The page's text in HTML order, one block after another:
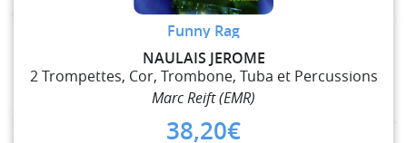
Funny Rag
NAULAIS JEROME
2 Trompettes, Cor, Trombone, Tuba et Percussions
Marc Reift (EMR)
38,20€